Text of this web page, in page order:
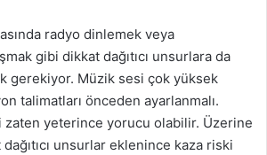
radyo dinlemek veya
gibi dikkat dağıtıcı unsurlara da
gerekiyor. Müzik sesi çok yüksek
talimatları önceden ayarlanmalı.
zaten yeterince yorucu olabilir. Üzerine
unsurlar eklenince kaza riski